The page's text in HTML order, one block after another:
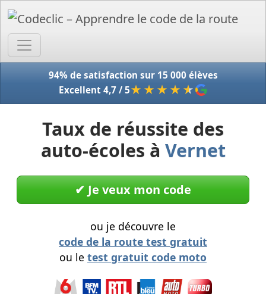
94% de satisfaction sur 15 000 élèves
Excellent 4,7 / 5★★★★ ★
Taux de réussite des
auto-écoles à Vernet
✔︎ Je veux mon code
ou je découvre le
code de la route test gratuit
ou le test gratuit code moto